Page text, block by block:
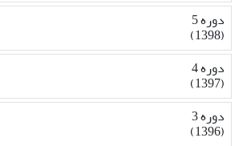
دوره 5
(1398)
دوره 4
(1397)
دوره 3
(1396)